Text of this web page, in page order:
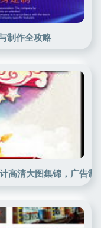
制作全攻略
高清大图集锦，广告制